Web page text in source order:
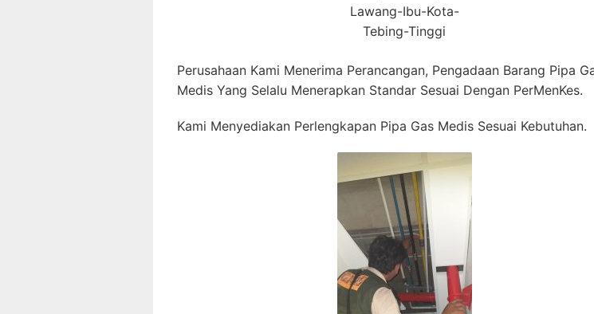
Lawang-Ibu-Kota-
Tebing-Tinggi
Perusahaan Kami Menerima Perancangan, Pengadaan Barang Pipa
Medis Yang Selalu Menerapkan Standar Sesuai Dengan PerMenKes.
Kami Menyediakan Perlengkapan Pipa Gas Medis Sesuai Kebutuhan.